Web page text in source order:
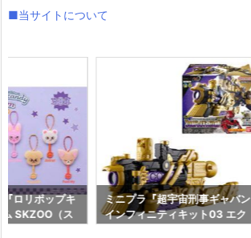
■当サイトについて
ロリポップキ
SKZOO（ス
ミニプラ『超宇宙刑事ギャバン
インフィニティキット03 エク